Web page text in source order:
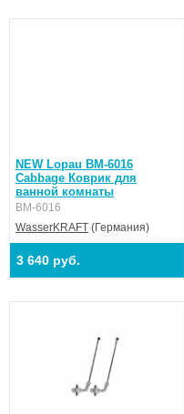
NEW Lopau BM-6016
Cabbage Коврик для
ванной комнаты
BM-6016
WasserKRAFT (Германия)
3 640 руб.